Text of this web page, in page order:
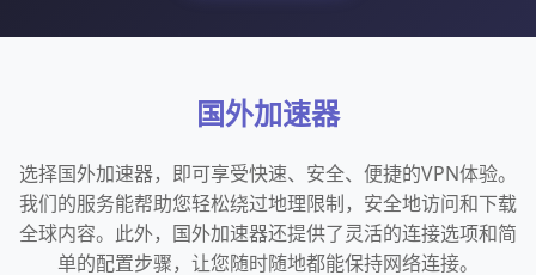
国外加速器
选择国外加速器，即可享受快速、安全、便捷的VPN体验。
我们的服务能帮助您轻松绕过地理限制，安全地访问和下载
全球内容。此外，国外加速器还提供了灵活的连接选项和简
单的配置步骤，让您随时随地都能保持网络连接。